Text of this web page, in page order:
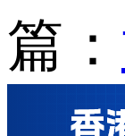
篇：